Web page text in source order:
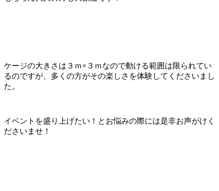
ケージの大きさは３ｍ×３ｍなので動ける範囲は限られてい
るのですが、多くの方がその楽しさを体験してくださいまし
た。
イベントを盛り上げたい！とお悩みの際には是非お声がけく
ださいませ！